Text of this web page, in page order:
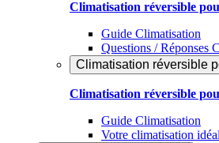
Climatisation réversible
Guide Climatisation
Questions / Réponses
Climatisation réversible
Climatisation réversible
Guide Climatisation
Votre climatisation